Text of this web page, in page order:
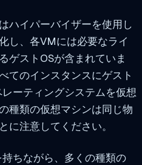
ハイパーバイザーを使用し
し、各VMには必要なライ
ゲストOSが含まれていま
てのインスタンスにゲスト
ーティングシステムを仮想
種類の仮想マシンは同じ物
に注意してください。
ちながら、多くの種類の